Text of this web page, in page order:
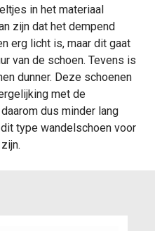
in het materiaal
zijn dat het dempend
erg licht is, maar dit gaat
van de schoen. Tevens is
dunner. Deze schoenen
met de
dus minder lang
type wandelschoen voor